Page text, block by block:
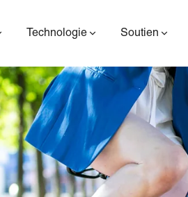
Technologie Soutien